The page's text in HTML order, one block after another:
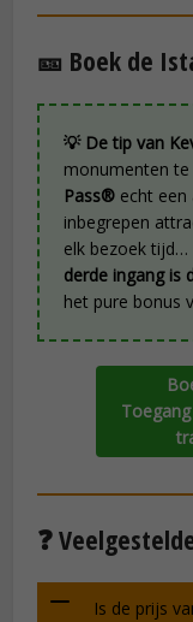
🎫 Boek de
💡 De tip van
monumenten te
Pass® echt een
inbegrepen
elk bezoek tijd…
derde ingang is
het pure bonus
❓
Is de prijs